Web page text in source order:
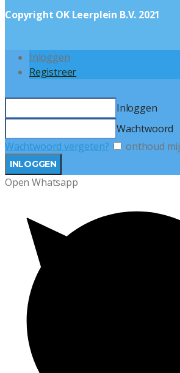
Copyright OK Leerplein B.V. 2021
Inloggen
Registreer
Inloggen
Wachtwoord
Wachtwoord vergeten?
onthoud mij
Open Whatsapp